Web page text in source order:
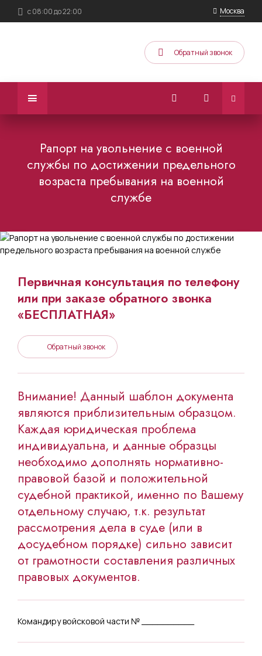
с 08:00 до 22:00 Москва
Обратный звонок
Рапорт на увольнение с военной
службы по достижении предельного
возраста пребывания на военной
службе
Первичная консультация по телефону
или при заказе обратного звонка
«БЕСПЛАТНАЯ»
Обратный звонок
Внимание! Данный шаблон документа
являются приблизительным образцом.
Каждая юридическая проблема
индивидуальна, и данные образцы
необходимо дополнять нормативно-
правовой базой и положительной
судебной практикой, именно по Вашему
отдельному случаю, т.к. результат
рассмотрения дела в суде (или в
досудебном порядке) сильно зависит
от грамотности составления различных
правовых документов.
Командиру войсковой части № __________